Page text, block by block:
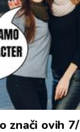
znači ovih